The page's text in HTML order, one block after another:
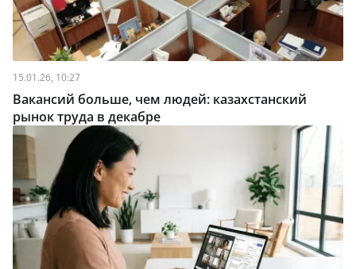
15.01.26, 10:27
Вакансий больше, чем людей: казахстанский
рынок труда в декабре